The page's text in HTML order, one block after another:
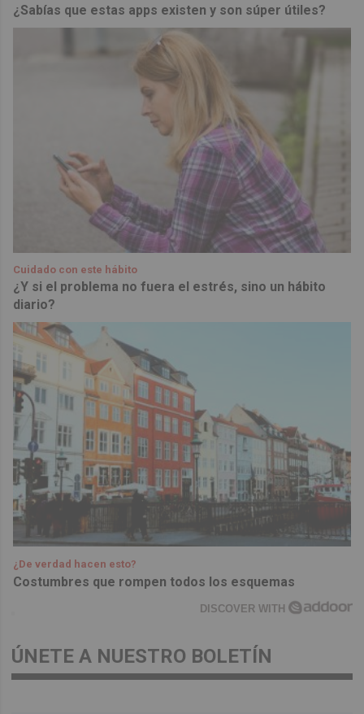
¿Sabías que estas apps existen y son súper útiles?
Cuidado con este hábito
¿Y si el problema no fuera el estrés, sino un hábito
diario?
¿De verdad hacen esto?
Costumbres que rompen todos los esquemas
DISCOVER WITH
ÚNETE A NUESTRO BOLETÍN